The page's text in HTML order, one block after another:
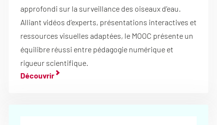
approfondi sur la surveillance des oiseaux d’eau.
Alliant vidéos d’experts, présentations interactives et
ressources visuelles adaptées, le MOOC présente un
équilibre réussi entre pédagogie numérique et
rigueur scientifique.
Découvrir